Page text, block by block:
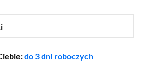
…
do 3 dni roboczych